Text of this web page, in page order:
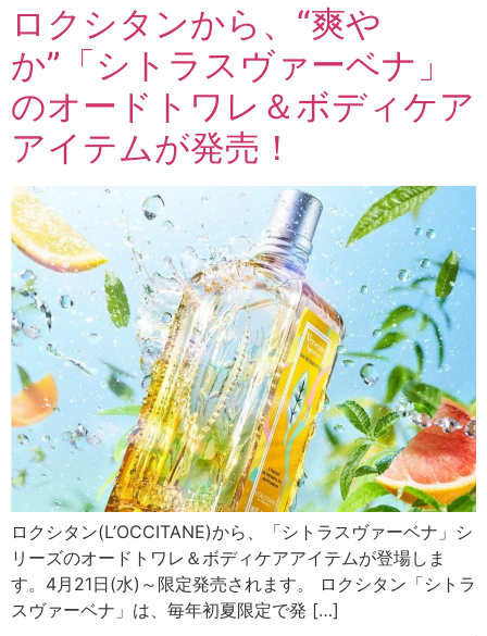
ロクシタンから、“爽や
か”「シトラスヴァーベナ」
のオードトワレ＆ボディケア
アイテムが発売！
ロクシタン(L’OCCITANE)から、「シトラスヴァーベナ」シ
リーズのオードトワレ＆ボディケアアイテムが登場しま
す。4月21日(水)～限定発売されます。 ロクシタン「シトラ
スヴァーベナ」は、毎年初夏限定で発 […]